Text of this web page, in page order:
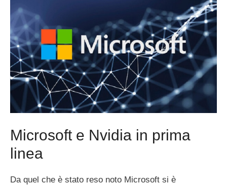
Microsoft e Nvidia in prima
linea
Da quel che è stato reso noto Microsoft si è